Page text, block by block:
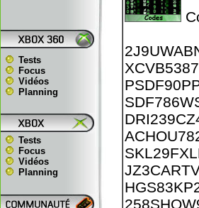
Tests
Focus
Vidéos
Planning
Tests
Focus
Vidéos
Planning